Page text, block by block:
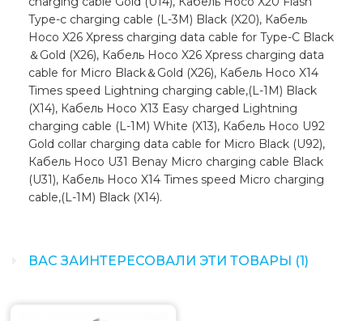
Type-c charging cable (L-3M) Black (X20), Кабель
Hoco X26 Xpress charging data cable for Type-C Black
＆Gold (X26), Кабель Hoco X26 Xpress charging data
cable for Micro Black＆Gold (X26), Кабель Hoco X14
Times speed Lightning charging cable,(L-1M) Black
(X14), Кабель Hoco X13 Easy charged Lightning
charging cable (L-1M) White (X13), Кабель Hoco U92
Gold collar charging data cable for Micro Black (U92),
Кабель Hoco U31 Benay Micro charging cable Black
(U31), Кабель Hoco X14 Times speed Micro charging
cable,(L-1M) Black (X14).
ВАС ЗАИНТЕРЕСОВАЛИ ЭТИ ТОВАРЫ (1)